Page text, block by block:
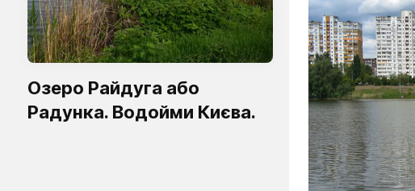
Озеро Райдуга або
Радунка. Водойми Києва.